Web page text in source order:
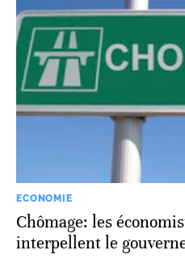
ECONOMIE
Chômage: les
interpellent le